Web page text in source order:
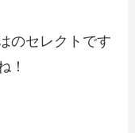
のセレクトです
！